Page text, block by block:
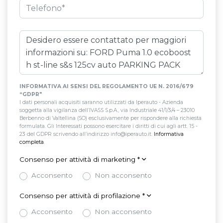
Chiusura centralizzata con telecomando
Climatizzatore automatico Comandi vocali
Computer di bordo Console centrale multifunzione
Controllo della frenata Controllo della trazione
Cromature esterne Cruise control Display multifunzione
Esc / electronic stability control Fari a led Fari automatici
Fari posteriori a led Fendinebbia
Finestrini elettrici posteriori
Illuminazione abitacolo Illuminazione bagagliaio
Impianto audio con touchscreen
Impianto di navigazione con comandi vocali
INFORMATIVA AI SENSI DEL REGOLAMENTO UE N. 2016/679
“GDPR"
I dati personali acquisiti saranno utilizzati da Iperauto - Azienda
soggetta alla vigilanza dell’IVASS S.p.A., via Industriale 41/1/3/4 – 23010
Berbenno di Valtellina (SO) esclusivamente per rispondere alla richiesta
formulata. Gli Interessati possono esercitare i diritti di cui agli artt. 15 -
23 del GDPR scrivendo all’indirizzo info@iperauto.it. Informativa
completa.
Consenso per attività di marketing *
Acconsento
Non acconsento
Consenso per attività di profilazione *
Acconsento
Non acconsento